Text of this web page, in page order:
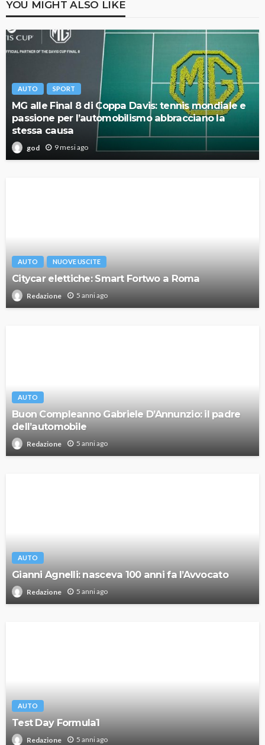
YOU MIGHT ALSO LIKE
AUTO SPORT
MG alle Final 8 di Coppa Davis: tennis mondiale e
passione per l’automobilismo abbracciano la
stessa causa
god 9 mesi ago
AUTO NUOVE USCITE
Citycar elettiche: Smart Fortwo a Roma
Redazione 5 anni ago
AUTO
Buon Compleanno Gabriele D’Annunzio: il padre
dell’automobile
Redazione 5 anni ago
AUTO
Gianni Agnelli: nasceva 100 anni fa l’Avvocato
Redazione 5 anni ago
AUTO
Test Day Formula1
Redazione 5 anni ago